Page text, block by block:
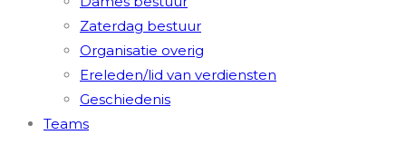
Zaterdag bestuur
Organisatie overig
Ereleden/lid van verdiensten
Geschiedenis
Teams